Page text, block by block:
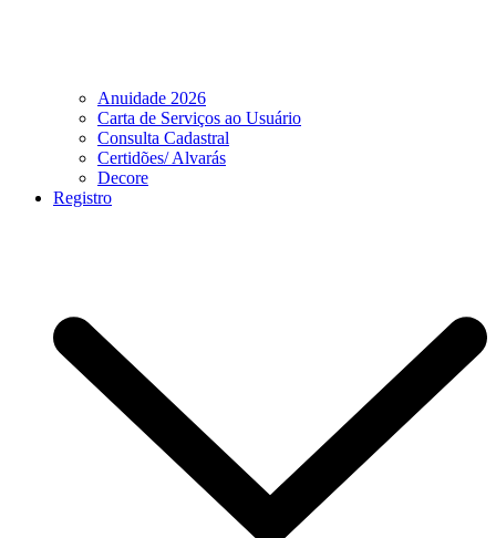
Anuidade 2026
Carta de Serviços ao Usuário
Consulta Cadastral
Certidões/ Alvarás
Decore
Registro